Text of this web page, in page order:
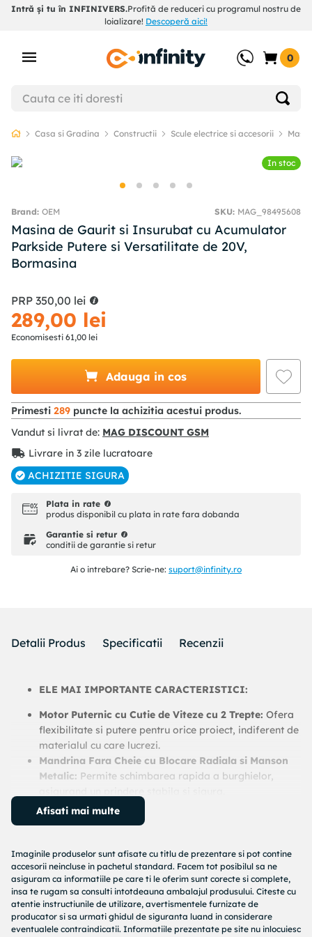
Intră și tu în INFINIVERS.Profită de reduceri cu programul nostru de
loializare! Descoperă aici!
0
Casa si Gradina Constructii Scule electrice si accesorii
In stoc
OEM SKU: MAG_98495608
Masina de Gaurit si Insurubat cu Acumulator
Parkside Putere si Versatilitate de 20V,
Bormasina
PRP 350,00 lei
289,00 lei
Economisesti 61,00 lei
Adauga in cos
Primesti 289 puncte la achizitia acestui produs.
Vandut si livrat de: MAG DISCOUNT GSM
Livrare in 3 zile lucratoare
ACHIZITIE SIGURA
Plata in rate
produs disponibil cu plata in rate fara dobanda
Garantie si retur
conditii de garantie si retur
Ai o intrebare? Scrie-ne: suport@infinity.ro
Detalii Produs Specificatii Recenzii
ELE MAI IMPORTANTE CARACTERISTICI:
Motor Puternic cu Cutie de Viteze cu 2 Trepte: Ofera
flexibilitate si putere pentru orice proiect, indiferent de
materialul cu care lucrezi.
Mandrina Fara Cheie cu Blocare Radiala si Manson
Metalic: Permite schimbarea rapida a burghielor,
Aceasta masina de gaurit si insurubat cu acumulator
de bricolaj, oferind performanta si versatilitate intr-un
design modern si practic.
Control Precise al Numarului de Rotatii cu Functia
Quickstop:Asigura o utilizare usoara si eficienta,
adaptandu-se rapid la nevoile tale.
Lampa de Lucru LED Integrata:Ofera o iluminare
Afisati mai multe
Imaginile produselor sunt afisate cu titlu de prezentare si pot contine
accesorii neincluse in pachetul standard. Facem tot posibilul sa ne
asiguram ca informatiile pe care ti le oferim sunt corecte si complete,
insa te rugam sa consulti intotdeauna ambalajul produsului. Citeste cu
atentie instructiunile de utilizare, avertismentele furnizate de
producator si sa urmati ghidul de siguranta luand in considerare
eventualele contraindicatii. Informatiile prezentate pe site nu inlocuiesc